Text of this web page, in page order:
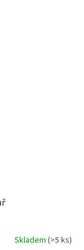
Skladem (>5 ks)